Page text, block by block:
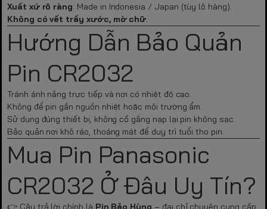
Xuất xứ rõ ràng: Made in Indonesia / Japan (tùy lô hàng).
Không có vết trầy xước, mờ chữ.
Hướng Dẫn Bảo Quản
Pin CR2032
Tránh ánh nắng trực tiếp và nơi có nhiệt độ cao.
Không để pin gần nguồn nhiệt hoặc môi trường ẩm.
Sử dụng đúng thiết bị, không cố gắng nạp lại pin không sạc.
Bảo quản nơi khô ráo, thoáng mát để duy trì tuổi thọ pin.
Mua Pin Panasonic
CR2032 Ở Đâu Uy Tín?
👉 Câu trả lời chính là Pin Bảo Hùng – đại chỉ chuyên cung cấp